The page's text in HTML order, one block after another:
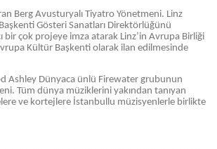
Berg Avusturyalı Tiyatro Yönetmeni. Linz
Gösteri Sanatları Direktörlüğünü
bir çok projeye imza atarak Linz’in Avrupa Birliği
Kültür Başkenti olarak ilan edilmesinde
Ashley Dünyaca ünlü Firewater grubunun
Tüm dünya müziklerini yakından tanıyan
ve kortejlere İstanbullu müzisyenlerle birlikte